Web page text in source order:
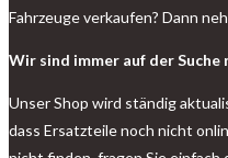
Fahrzeuge verkaufen? Dann
Wir sind immer auf der
Unser Shop wird ständig
dass Ersatzteile noch nicht